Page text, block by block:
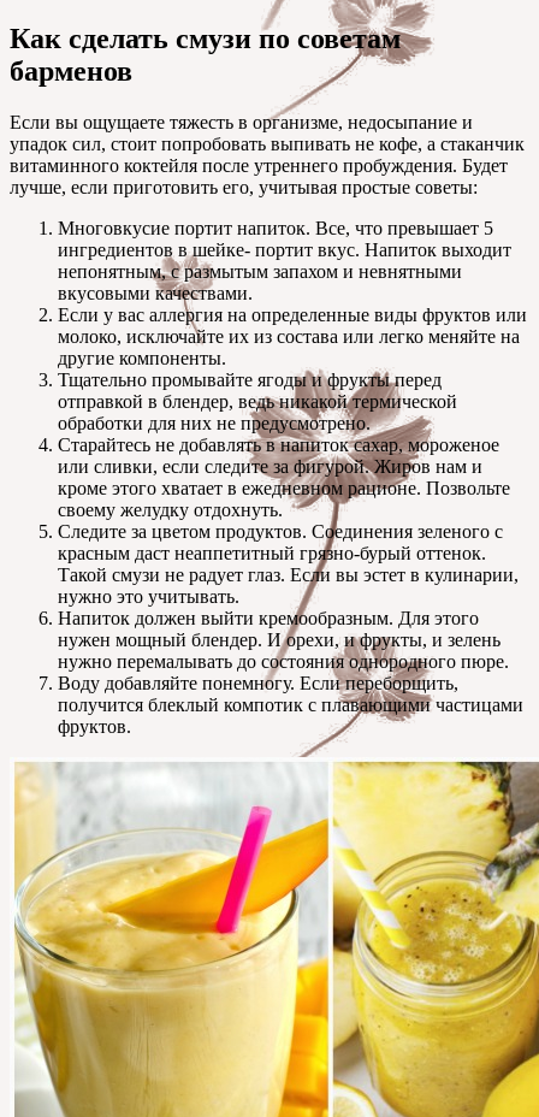
Как сделать смузи по советам
барменов
Если вы ощущаете тяжесть в организме, недосыпание и
упадок сил, стоит попробовать выпивать не кофе, а стаканчик
витаминного коктейля после утреннего пробуждения. Будет
лучше, если приготовить его, учитывая простые советы:
Многовкусие портит напиток. Все, что превышает 5
ингредиентов в шейке- портит вкус. Напиток выходит
непонятным, с размытым запахом и невнятными
вкусовыми качествами.
Если у вас аллергия на определенные виды фруктов или
молоко, исключайте их из состава или легко меняйте на
другие компоненты.
Тщательно промывайте ягоды и фрукты перед
отправкой в блендер, ведь никакой термической
обработки для них не предусмотрено.
Старайтесь не добавлять в напиток сахар, мороженое
или сливки, если следите за фигурой. Жиров нам и
кроме этого хватает в ежедневном рационе. Позвольте
своему желудку отдохнуть.
Следите за цветом продуктов. Соединения зеленого с
красным даст неаппетитный грязно-бурый оттенок.
Такой смузи не радует глаз. Если вы эстет в кулинарии,
нужно это учитывать.
Напиток должен выйти кремообразным. Для этого
нужен мощный блендер. И орехи, и фрукты, и зелень
нужно перемалывать до состояния однородного пюре.
Воду добавляйте понемногу. Если переборщить,
получится блеклый компотик с плавающими частицами
фруктов.